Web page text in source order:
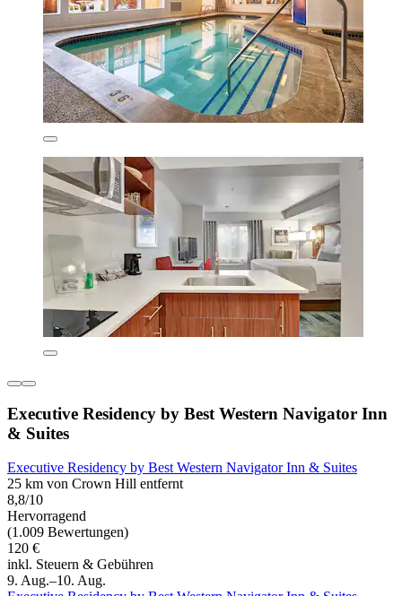
Executive Residency by Best Western Navigator Inn
& Suites
Executive Residency by Best Western Navigator Inn & Suites
25 km von Crown Hill entfernt
8,8/10
Hervorragend
(1.009 Bewertungen)
120 €
inkl. Steuern & Gebühren
9. Aug.–10. Aug.